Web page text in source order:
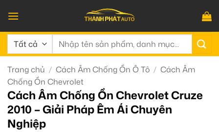
qua
nội
dung
Tìm
Trang chủ / Cách Âm Chống Ồn Ô Tô / Cách Âm
Chống Ồn Chevrolet
Cách Âm Chống Ồn Chevrolet Cruze
2010 – Giải Pháp Êm Ái Chuyên
Nghiệp